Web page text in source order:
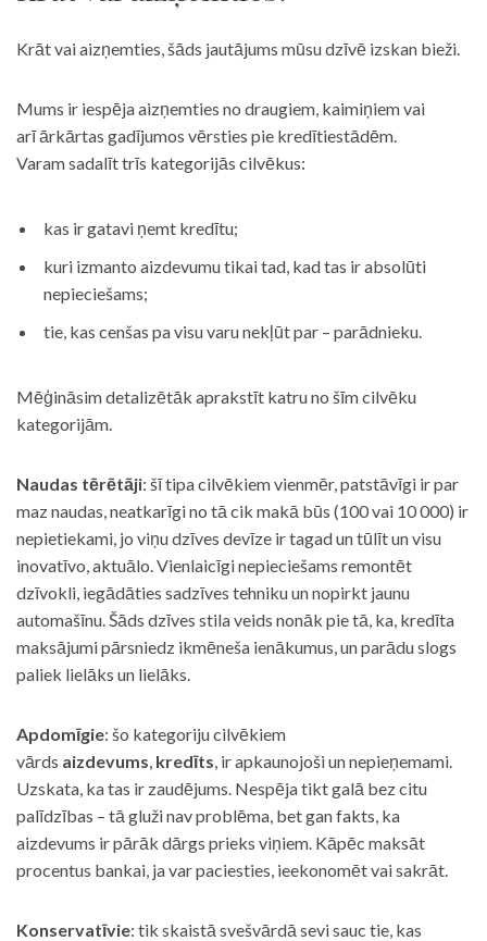
Krāt vai aizņemties, šāds jautājums mūsu dzīvē izskan bieži.
Mums ir iespēja aizņemties no draugiem, kaimiņiem vai
arī ārkārtas gadījumos vērsties pie kredītiestādēm.
Varam sadalīt trīs kategorijās cilvēkus:
kas ir gatavi ņemt kredītu;
kuri izmanto aizdevumu tikai tad, kad tas ir absolūti
nepieciešams;
tie, kas cenšas pa visu varu nekļūt par – parādnieku.
Mēģināsim detalizētāk aprakstīt katru no šīm cilvēku
kategorijām.
Naudas tērētāji: šī tipa cilvēkiem vienmēr, patstāvīgi ir par
maz naudas, neatkarīgi no tā cik makā būs (100 vai 10 000) ir
nepietiekami, jo viņu dzīves devīze ir tagad un tūlīt un visu
inovatīvo, aktuālo. Vienlaicīgi nepieciešams remontēt
dzīvokli, iegādāties sadzīves tehniku un nopirkt jaunu
automašīnu. Šāds dzīves stila veids nonāk pie tā, ka, kredīta
maksājumi pārsniedz ikmēneša ienākumus, un parādu slogs
paliek lielāks un lielāks.
Apdomīgie: šo kategoriju cilvēkiem
vārds aizdevums, kredīts, ir apkaunojoši un nepieņemami.
Uzskata, ka tas ir zaudējums. Nespēja tikt galā bez citu
palīdzības – tā gluži nav problēma, bet gan fakts, ka
aizdevums ir pārāk dārgs prieks viņiem. Kāpēc maksāt
procentus bankai, ja var paciesties, ieekonomēt vai sakrāt.
Konservatīvie: tik skaistā svešvārdā sevi sauc tie, kas